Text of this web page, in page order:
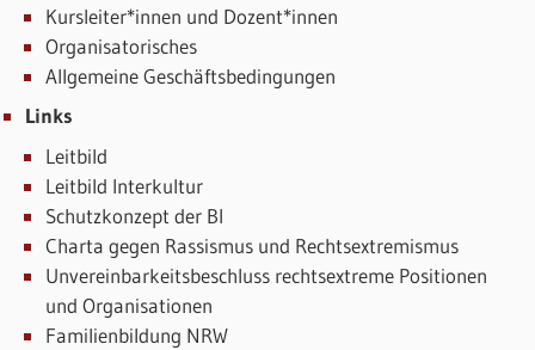
Kursleiter*innen und Dozent*innen
Organisatorisches
Allgemeine Geschäftsbedingungen
Links
Leitbild
Leitbild Interkultur
Schutzkonzept der BI
Charta gegen Rassismus und Rechtsextremismus
Unvereinbarkeitsbeschluss rechtsextreme Positionen
und Organisationen
Familienbildung NRW